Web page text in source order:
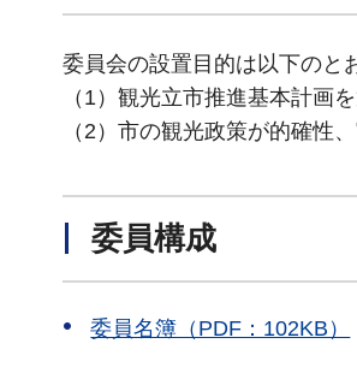
委員会の設置目的は以下のと
（1）観光立市推進基本計画
（2）市の観光政策が的確性
委員構成
委員名簿（PDF：102KB）